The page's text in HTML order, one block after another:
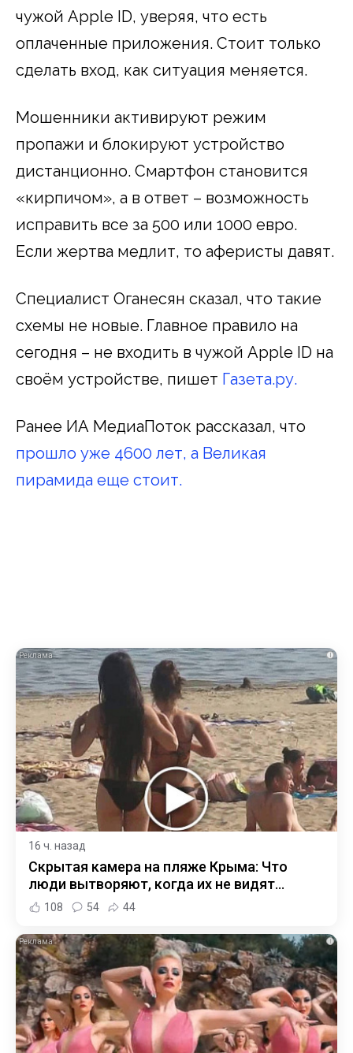
чужой Apple ID, уверяя, что есть
оплаченные приложения. Стоит только
сделать вход, как ситуация меняется.
Мошенники активируют режим
пропажи и блокируют устройство
дистанционно. Смартфон становится
«кирпичом», а в ответ – возможность
исправить все за 500 или 1000 евро.
Если жертва медлит, то аферисты давят.
Специалист Оганесян сказал, что такие
схемы не новые. Главное правило на
сегодня – не входить в чужой Apple ID на
своём устройстве, пишет Газета.ру.
Ранее ИА МедиаПоток рассказал, что
прошло уже 4600 лет, а Великая
пирамида еще стоит.
i
16 ч. назад
Скрытая камера на пляже Крыма: Что
люди вытворяют, когда их не видят...
108 54 44
i